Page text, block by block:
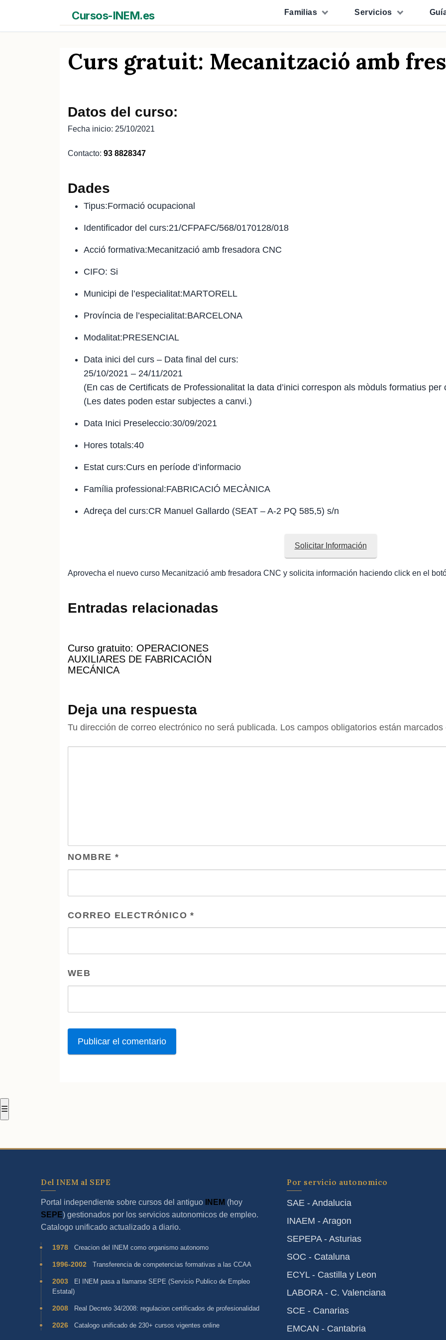
Cursos-INEM.es Familias Servicios
Curs gratuit: Mecanització amb
Datos del curso:
Fecha inicio: 25/10/2021
Contacto: 93 8828347
Dades
Tipus:Formació ocupacional
Identificador del curs:21/CFPAFC/568/0170128/018
Acció formativa:Mecanització amb fresadora CNC
CIFO: Si
Municipi de l’especialitat:MARTORELL
Província de l’especialitat:BARCELONA
Modalitat:PRESENCIAL
Data inici del curs – Data final del curs:
25/10/2021 – 24/11/2021
(En cas de Certificats de Professionalitat la data d’inici correspon als mòduls formatius per
(Les dates poden estar subjectes a canvi.)
Data Inici Preseleccio:30/09/2021
Hores totals:40
Estat curs:Curs en període d’informacio
Família professional:FABRICACIÓ MECÀNICA
Adreça del curs:CR Manuel Gallardo (SEAT – A-2 PQ 585,5) s/n
Solicitar Información
Aprovecha el nuevo curso Mecanització amb fresadora CNC y solicita información haciendo click en el
Entradas relacionadas
Curso gratuito: OPERACIONES
AUXILIARES DE FABRICACIÓN
MECÁNICA
Deja una respuesta
Tu dirección de correo electrónico no será publicada. Los campos obligatorios están
NOMBRE *
CORREO ELECTRÓNICO*
WEB
☰
Del INEM al SEPE
Portal independiente sobre cursos del antiguo INEM (hoy
SEPE) gestionados por los servicios autonomicos de empleo.
Catalogo unificado actualizado a diario.
1978 Creacion del INEM como organismo autonomo
1996-2002 Transferencia de competencias formativas a las CCAA
2003
El INEM pasa a llamarse SEPE (Servicio Publico de Empleo
Estatal)
2008 Real Decreto 34/2008: regulacion certificados de profesionalidad
2026 Catalogo unificado de 230+ cursos vigentes online
Por servicio autonomico
SAE - Andalucia
INAEM - Aragon
SEPEPA - Asturias
SOC - Cataluna
ECYL - Castilla y Leon
LABORA - C. Valenciana
SCE - Canarias
EMCAN - Cantabria